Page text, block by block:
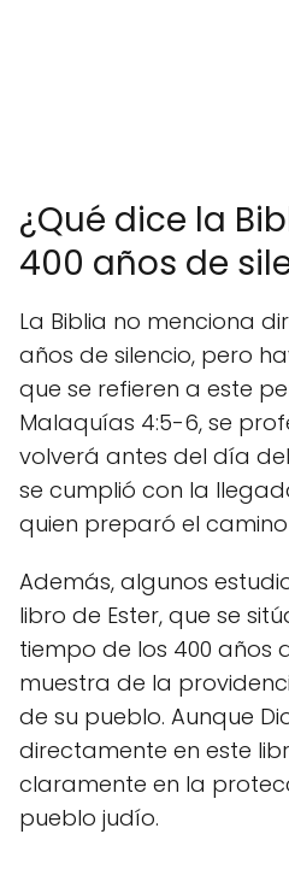
¿Qué dice la
400 años de
La Biblia no menciona
años de silencio, pero
que se refieren a este
Malaquías 4:5-6, se
volverá antes del día
se cumplió con la
quien preparó el
Además, algunos
libro de Ester, que se
tiempo de los 400 años
muestra de la
de su pueblo. Aunque
directamente en este
claramente en la
pueblo judío.